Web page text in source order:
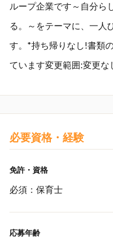
ループ企業です～自分ら
る。～をテーマに、一人
す。*持ち帰りなし!書類
ています変更範囲:変更な
必要資格・経験
免許・資格
必須：保育士
応募年齢